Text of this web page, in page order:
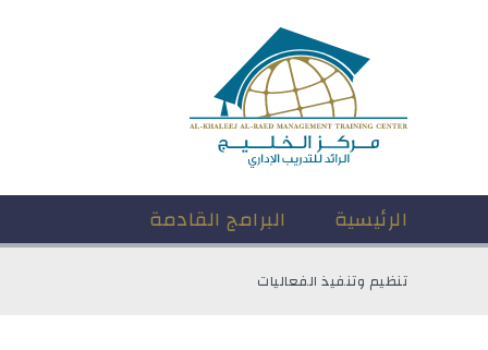
الرئيسية البرامج القادمة
تنظيم وتنفيذ الفعاليات